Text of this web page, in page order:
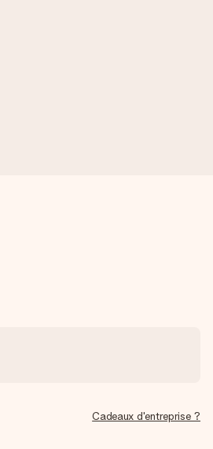
Cadeaux d'entreprise ?